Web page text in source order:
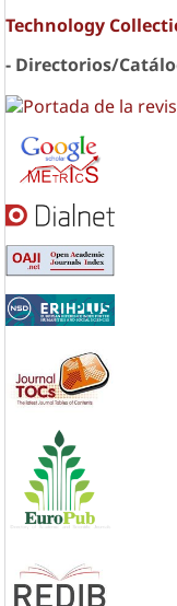
Technology
- Directorios/